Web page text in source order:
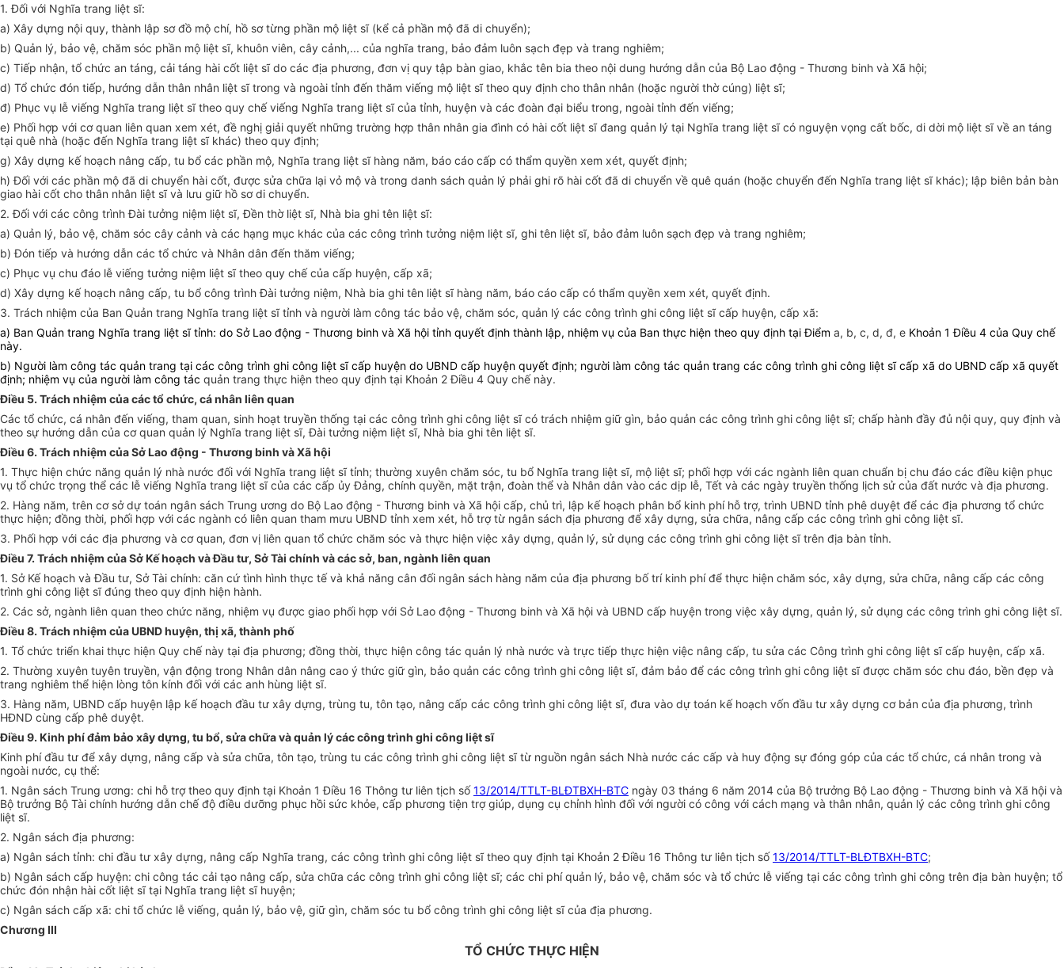
1. Đối với Nghĩa trang liệt sĩ:
a) Xây dựng nội quy, thành lập sơ đồ mộ chí, hồ sơ từng phần mộ liệt sĩ (kể cả phần mộ đã di chuyển);
b) Quản lý, bảo vệ, chăm sóc phần mộ liệt sĩ, khuôn viên, cây cảnh,... của nghĩa trang, bảo đảm luôn sạch đẹp và trang nghiêm;
c) Tiếp nhận, tổ chức an táng, cải táng hài cốt liệt sĩ do các địa phương, đơn vị quy tập bàn giao, khắc tên bia theo nội dung hướng dẫn của Bộ Lao động - Thương binh và Xã hội;
d) Tổ chức đón tiếp, hướng dẫn thân nhân liệt sĩtrong và ngoài tỉnh đến thăm viếng mộ liệt sĩtheo quy định cho thân nhân (hoặc người thờ cúng) liệt sĩ;
đ) Phục vụ lễ viếng Nghĩa trang liệt sĩ theo quy chế viếng Nghĩa trang liệt sĩcủa tỉnh, huyện và các đoàn đại biểu trong, ngoài tỉnh đến viếng;
e) Phối hợp với cơ quan liên quan xem xét, đề nghị giải quyết những trường hợp thân nhân gia đình có hài cốt liệt sĩ đang quản lý tại Nghĩa trang liệt sĩ có nguyện vọng cất bốc, di dời mộ liệt sĩ về an táng
tại quê nhà (hoặc đến Nghĩa trang liệt sĩ khác) theo quy định;
g) Xây dựng kế hoạch nâng cấp, tu bổ các phần mộ, Nghĩa trang liệt sĩhàng năm, báo cáo cấp có thẩm quyền xem xét, quyết định;
h) Đối với các phần mộ đã di chuyển hài cốt, được sửa chữa lại vỏ mộ và trong danh sách quản lý phải ghi rõ hài cốt đã di chuyển về quê quán (hoặc chuyển đến Nghĩa trang liệt sĩ khác); lập biên bản bàn
giao hài cốt cho thân nhân liệt sĩ và lưu giữ hồ sơ di chuyển.
2. Đối với các công trìnhĐài tưởng niệm liệt sĩ,Đền thờ liệt sĩ, Nhà bia ghi tên liệt sĩ:
a) Quản lý, bảo vệ, chăm sóc cây cảnh và các hạng mục khác của các công trình tưởng niệm liệt sĩ, ghi tên liệt sĩ, bảo đảm luôn sạch đẹp và trang nghiêm;
b)Đón tiếp và hướng dẫn các tổ chức và Nhân dân đến thăm viếng;
c) Phục vụ chu đáo lễ viếng tưởng niệm liệt sĩtheo quy chế của cấp huyện, cấp xã;
d) Xây dựng kế hoạch nâng cấp, tu bổ công trìnhĐài tưởng niệm, Nhà bia ghi tên liệt sĩ hàng năm, báo cáo cấp có thẩm quyền xem xét, quyết định.
3. Trách nhiệm của Ban Quản trang Nghĩa trang liệt sĩ tỉnh và người làm công tác bảo vệ, chăm sóc, quản lý các công trình ghi công liệt sĩ cấp huyện, cấp xã:
a) Ban Quản trang Nghĩa trang liệt sĩ tỉnh: do Sở Lao động - Thương binh và Xã hội tỉnh quyết định thành lập, nhiệm vụ của Ban thực hiện theo quy định tại Điểm a, b, c, d, đ, e Khoản 1 Điều 4 của Quy chế
này.
b) Người làm công tác quản trang tại các công trình ghi công liệt sĩ cấp huyện do UBND cấp huyện quyết định; người làm công tác quản trang các công trình ghi công liệt sĩ cấp xã do UBND cấp xã quyết
định; nhiệm vụ của người làm công tác quản trang thực hiện theo quy định tại Khoản 2 Điều 4 Quy chế này.
Điều 5. Trách nhiệm của các tổ chức, cá nhân liên quan
Các tổ chức, cá nhân đến viếng, tham quan, sinh hoạt truyền thống tại các công trình ghi công liệt sĩ có trách nhiệm giữ gìn, bảo quản các công trình ghi công liệt sĩ; chấp hành đầy đủ nội quy, quy định và
theo sự hướng dẫn của cơ quan quản lý Nghĩa trang liệt sĩ, Đài tưởng niệm liệt sĩ, Nhà bia ghi tên liệt sĩ.
Điều 6. Trách nhiệm của Sở Lao động - Thương binh và Xã hội
1. Thực hiện chức năng quản lý nhà nước đối với Nghĩa trang liệt sĩ tỉnh; thường xuyên chăm sóc, tu bổ Nghĩa trang liệt sĩ, mộ liệt sĩ; phối hợp với các ngành liên quan chuẩn bị chu đáo các điều kiện phục
vụ tổ chức trọng thể các lễ viếng Nghĩa trang liệt sĩ của các cấp ủy Đảng, chính quyền, mặt trận, đoàn thể và Nhân dân vào các dịp lễ, Tết và các ngày truyền thống lịch sử của đất nước và địa phương.
2. Hàng năm, trên cơ sở dự toán ngân sách Trung ương do Bộ Lao động - Thương binh và Xã hội cấp, chủ trì, lập kế hoạch phân bổ kinh phí hỗ trợ, trình UBND tỉnh phê duyệt để các địa phương tổ chức
thực hiện; đồng thời, phối hợp với các ngành có liên quan tham mưu UBND tỉnh xem xét, hỗ trợ từ ngân sách địa phương để xây dựng, sửa chữa, nâng cấp các công trình ghi công liệt sĩ.
3. Phối hợp với các địa phương và cơ quan, đơn vị liên quan tổ chức chăm sóc và thực hiện việc xây dựng, quản lý, sử dụng các công trình ghi công liệt sĩ trên địa bàn tỉnh.
Điều 7. Trách nhiệm của Sở Kế hoạch và Đầu tư, Sở Tài chính và các sở, ban, ngành liên quan
1. Sở Kế hoạch và Đầu tư, Sở Tài chính: căn cứ tình hình thực tế và khả năng cân đối ngân sách hàng năm của địa phương bố trí kinh phí để thực hiện chăm sóc, xây dựng, sửa chữa, nâng cấp các công
trình ghi công liệt sĩ đúng theo quy định hiện hành.
2. Các sở, ngành liên quan theo chức năng, nhiệm vụ được giao phối hợp với Sở Lao động - Thương binh và Xã hội và UBND cấp huyện trong việc xây dựng, quản lý, sử dụng các công trình ghi công liệt sĩ.
Điều 8. Trách nhiệm của UBND huyện, thị xã, thành phố
1. Tổ chức triển khai thực hiện Quy chế này tại địa phương; đồng thời, thực hiện công tác quản lý nhà nước và trực tiếp thực hiện việc nâng cấp, tu sửa các Công trình ghi công liệt sĩ cấp huyện, cấp xã.
2. Thường xuyên tuyên truyền, vận động trong Nhân dân nâng cao ý thức giữ gìn, bảo quản các công trình ghi công liệt sĩ, đảm bảo để các công trình ghi công liệt sĩđược chăm sóc chu đáo, bền đẹp và
trang nghiêm thể hiện lòng tôn kính đối với các anh hùng liệt sĩ.
3. Hàng năm, UBND cấp huyện lập kế hoạch đầu tư xây dựng, trùng tu, tôn tạo, nâng cấp các công trình ghi công liệt sĩ, đưa vào dự toán kế hoạch vốn đầu tư xây dựng cơ bản của địa phương, trình
HĐND cùng cấp phê duyệt.
Điều 9. Kinh phí đảm bảo xây dựng, tu bổ, sửa chữa và quản lý các công trình ghi công liệt sĩ
Kinh phí đầu tư để xây dựng, nâng cấp và sửa chữa, tôn tạo, trùng tu các công trình ghi công liệt sĩ từ nguồn ngân sách Nhà nước các cấp và huy động sự đóng góp của các tổ chức, cá nhân trong và
ngoài nước, cụ thể:
1. Ngân sách Trung ương: chi hỗ trợ theo quy định tại Khoản 1 Điều 16 Thông tư liên tịch số13/2014/TTLT-BLĐTBXH-BTC ngày 03 tháng 6 năm 2014 của Bộ trưởng Bộ Lao động - Thương binh và Xã hội và
Bộ trưởng Bộ Tài chính hướng dẫn chế độ điều dưỡng phục hồi sức khỏe, cấp phương tiện trợ giúp, dụng cụ chỉnh hình đối với người có công với cách mạng và thân nhân, quản lý các công trình ghi công
liệt sĩ.
2. Ngân sách địa phương:
a) Ngân sách tỉnh: chi đầu tư xây dựng, nâng cấp Nghĩa trang, các công trình ghi công liệt sĩ theo quy định tại Khoản 2 Điều 16 Thông tư liên tịch số13/2014/TTLT-BLĐTBXH-BTC;
b) Ngân sách cấp huyện: chi công tác cải tạo nâng cấp, sửa chữa các công trình ghi công liệt sĩ; các chi phí quản lý, bảo vệ, chăm sóc và tổ chức lễ viếng tại các công trình ghi công trên địa bàn huyện; tổ
chức đón nhận hài cốt liệt sĩ tại Nghĩa trang liệt sĩ huyện;
c) Ngân sách cấp xã: chi tổ chức lễ viếng, quản lý, bảo vệ, giữ gìn, chăm sóc tu bổ công trình ghi công liệt sĩ của địa phương.
Chương III
TỔ CHỨC THỰC HIỆN